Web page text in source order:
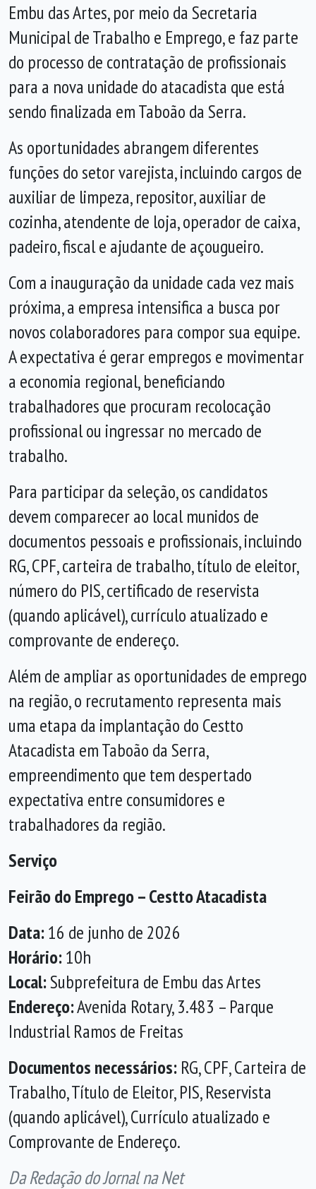
Embu das Artes, por meio da Secretaria
Municipal de Trabalho e Emprego, e faz parte
do processo de contratação de profissionais
para a nova unidade do atacadista que está
sendo finalizada em Taboão da Serra.
As oportunidades abrangem diferentes
funções do setor varejista, incluindo cargos de
auxiliar de limpeza, repositor, auxiliar de
cozinha, atendente de loja, operador de caixa,
padeiro, fiscal e ajudante de açougueiro.
Com a inauguração da unidade cada vez mais
próxima, a empresa intensifica a busca por
novos colaboradores para compor sua equipe.
A expectativa é gerar empregos e movimentar
a economia regional, beneficiando
trabalhadores que procuram recolocação
profissional ou ingressar no mercado de
trabalho.
Para participar da seleção, os candidatos
devem comparecer ao local munidos de
documentos pessoais e profissionais, incluindo
RG, CPF, carteira de trabalho, título de eleitor,
número do PIS, certificado de reservista
(quando aplicável), currículo atualizado e
comprovante de endereço.
Além de ampliar as oportunidades de emprego
na região, o recrutamento representa mais
uma etapa da implantação do Cestto
Atacadista em Taboão da Serra,
empreendimento que tem despertado
expectativa entre consumidores e
trabalhadores da região.
Serviço
Feirão do Emprego – Cestto Atacadista
Data:16 de junho de 2026
Horário:10h
Local:Subprefeitura de Embu das Artes
Endereço:Avenida Rotary, 3.483 – Parque
Industrial Ramos de Freitas
Documentos necessários: RG, CPF, Carteira de
Trabalho, Título de Eleitor, PIS, Reservista
(quando aplicável), Currículo atualizado e
Comprovante de Endereço.
Da Redação do Jornal na Net